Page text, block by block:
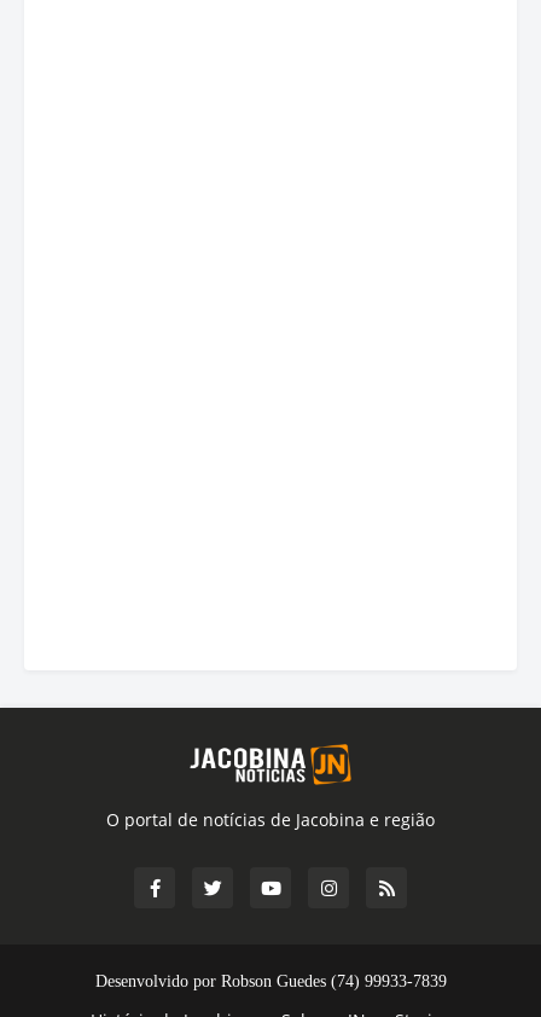
O portal de notícias de Jacobina e região
Desenvolvido por Robson Guedes (74) 99933-7839